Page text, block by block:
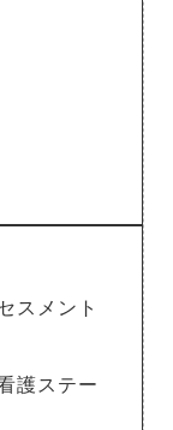
スメント
護ステー